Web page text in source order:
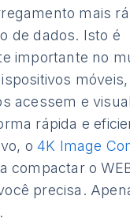
mais
de dados. Isto é
importante no
acessem e
rápida e
o4K Image
compactar o
precisa.